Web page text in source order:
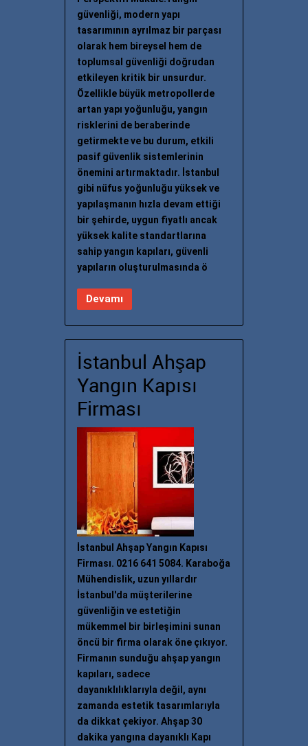
güvenliği, modern yapı
tasarımının ayrılmaz bir parçası
olarak hem bireysel hem de
toplumsal güvenliği doğrudan
etkileyen kritik bir unsurdur.
Özellikle büyük metropollerde
artan yapı yoğunluğu, yangın
risklerini de beraberinde
getirmekte ve bu durum, etkili
pasif güvenlik sistemlerinin
önemini artırmaktadır. İstanbul
gibi nüfus yoğunluğu yüksek ve
yapılaşmanın hızla devam ettiği
bir şehirde, uygun fiyatlı ancak
yüksek kalite standartlarına
sahip yangın kapıları, güvenli
yapıların oluşturulmasında ö
Devamı
İstanbul Ahşap
Yangın Kapısı
Firması
İstanbul Ahşap Yangın Kapısı
Firması. 0216 641 5084. Karaboğa
Mühendislik, uzun yıllardır
İstanbul'da müşterilerine
güvenliğin ve estetiğin
mükemmel bir birleşimini sunan
öncü bir firma olarak öne çıkıyor.
Firmanın sunduğu ahşap yangın
kapıları, sadece
dayanıklılıklarıyla değil, aynı
zamanda estetik tasarımlarıyla
da dikkat çekiyor. Ahşap 30
dakika yangına dayanıklı Kapı